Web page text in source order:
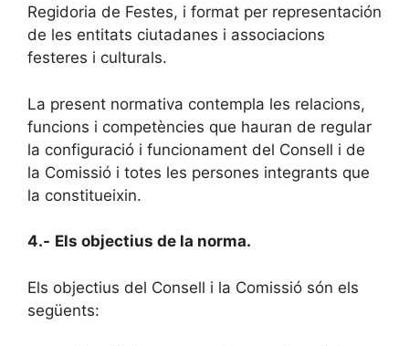
Regidoria de Festes, i format per representación
de les entitats ciutadanes i associacions
festeres i culturals.
La present normativa contempla les relacions,
funcions i competències que hauran de regular
la configuració i funcionament del Consell i de
la Comissió i totes les persones integrants que
la constitueixin.
4.- Els objectius de la norma.
Els objectius del Consell i la Comissió són els
següents: